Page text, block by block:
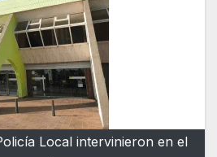
Local intervinieron en el